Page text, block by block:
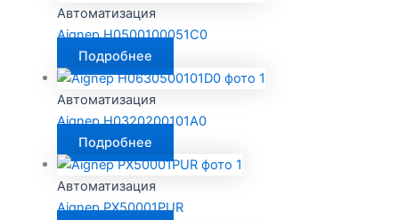
Автоматизация
Aignep H0500100051C0
Подробнее
Автоматизация
Aignep H0320200101A0
Подробнее
Автоматизация
Aignep PX50001PUR